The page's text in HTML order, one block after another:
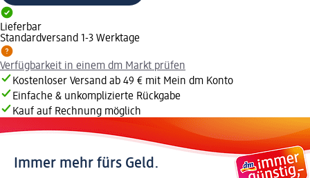
Lieferbar
Standardversand 1-3 Werktage
Verfügbarkeit in einem dm Markt prüfen
Kostenloser Versand ab 49 € mit Mein dm Konto
Einfache & unkomplizierte Rückgabe
Kauf auf Rechnung möglich
Immer mehr fürs Geld.